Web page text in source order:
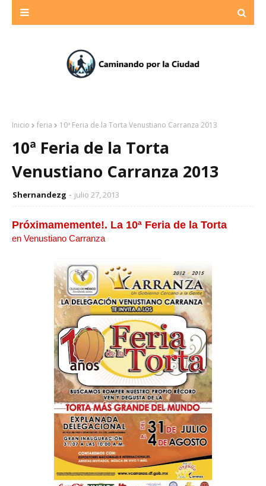
Inicio feria 10ª Feria de la Torta Venustiano Carranza 2013
10ª Feria de la Torta
Venustiano Carranza 2013
Shernandezg julio 27, 2013
Próximamemente!. La 10ª Feria de la Torta
en Venustiano Carranza